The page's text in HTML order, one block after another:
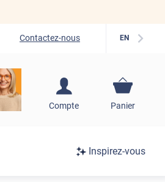
Contactez-nous EN
Compte
S'inscrire / Se
Panier
Inspirez-vous